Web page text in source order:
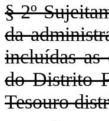
§ 2º
da
incluídas as
do Distrito
Tesouro